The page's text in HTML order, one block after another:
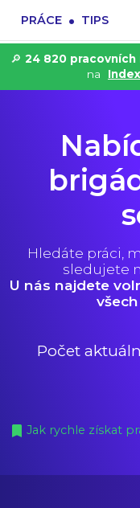
PRÁCE . TIPS
🔎 24 820
na
Hledáte práci,
sledujete
U nás najdete
Počet
Jak rychle získat